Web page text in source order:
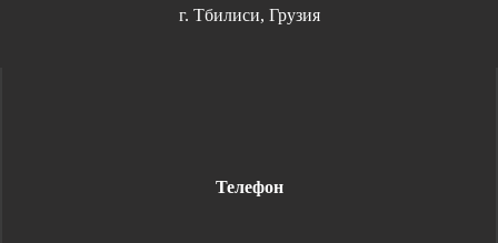
г. Тбилиси, Грузия
Телефон